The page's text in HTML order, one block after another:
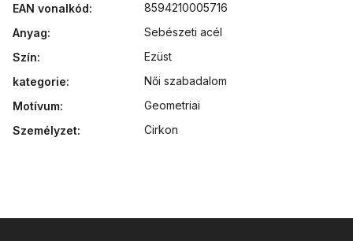
EAN vonalkód:
8594210005716
Anyag:
Sebészeti acél
Szín:
Ezüst
kategorie:
Női szabadalom
Motívum:
Geometriai
Személyzet: Cirkon